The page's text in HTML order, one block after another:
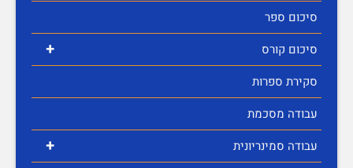
סיכום ספר
+
סיכום קורס
סקירת ספרות
עבודה מסכמת
+
עבודה סמינריונית